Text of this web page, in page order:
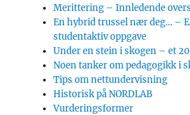
Merittering – Innledende
En hybrid trussel nær deg… –
studentaktiv oppgave
Under en stein i skogen – et
Noen tanker om pedagogikk i
Tips om nettundervisning
Historisk på NORDLAB
Vurderingsformer